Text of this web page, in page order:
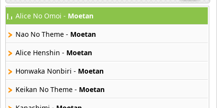
Akahori Gedou Hour Rabuge
29 músicas online
Akane Iro Ni Samoru Saka
26 músicas online
6 músicas online
Alice No Omoi - Moetan
Nao No Theme - Moetan
Alice Henshin - Moetan
Honwaka Nonbiri - Moetan
Keikan No Theme - Moetan